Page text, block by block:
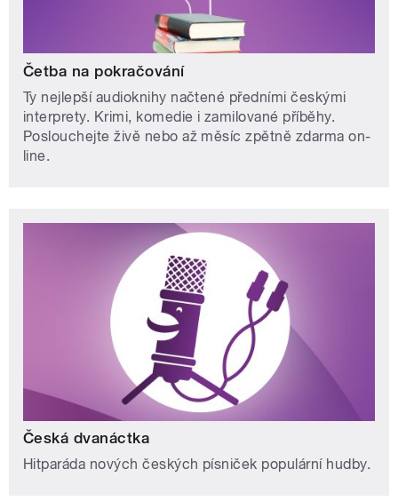
Četba na pokračování
Ty nejlepší audioknihy načtené předními českými
interprety. Krimi, komedie i zamilované příběhy.
Poslouchejte živě nebo až měsíc zpětně zdarma on-
line.
Česká dvanáctka
Hitparáda nových českých písniček populární hudby.